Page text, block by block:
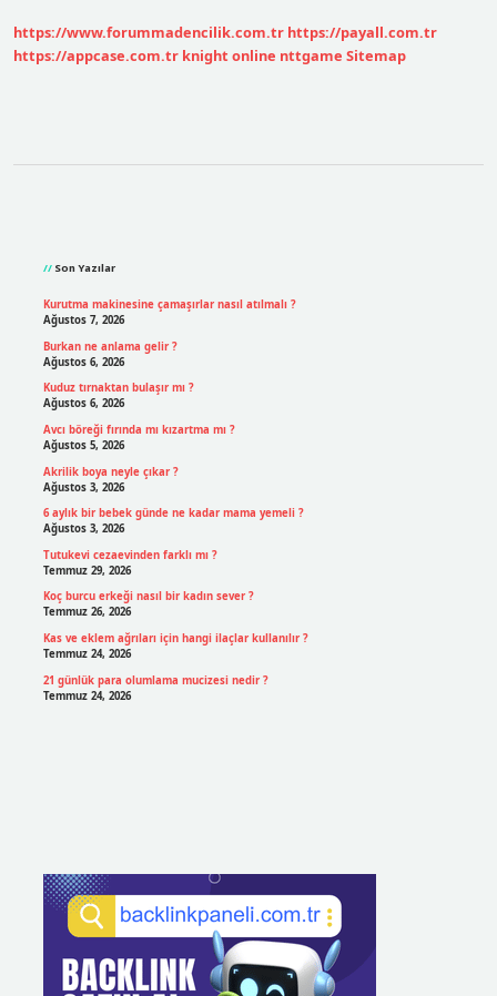
https://www.forummadencilik.com.tr https://payall.com.tr
https://appcase.com.tr knight online nttgame Sitemap
Son Yazılar
Kurutma makinesine çamaşırlar nasıl atılmalı ?
Ağustos 7, 2026
Burkan ne anlama gelir ?
Ağustos 6, 2026
Kuduz tırnaktan bulaşır mı ?
Ağustos 6, 2026
Avcı böreği fırında mı kızartma mı ?
Ağustos 5, 2026
Akrilik boya neyle çıkar ?
Ağustos 3, 2026
6 aylık bir bebek günde ne kadar mama yemeli ?
Ağustos 3, 2026
Tutukevi cezaevinden farklı mı ?
Temmuz 29, 2026
Koç burcu erkeği nasıl bir kadın sever ?
Temmuz 26, 2026
Kas ve eklem ağrıları için hangi ilaçlar kullanılır ?
Temmuz 24, 2026
21 günlük para olumlama mucizesi nedir ?
Temmuz 24, 2026